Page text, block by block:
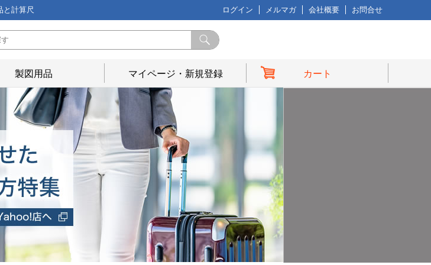
と計算尺 ログイン メルマガ 会社概要 お問合せ
製図用品 マイページ・新規登録 カート